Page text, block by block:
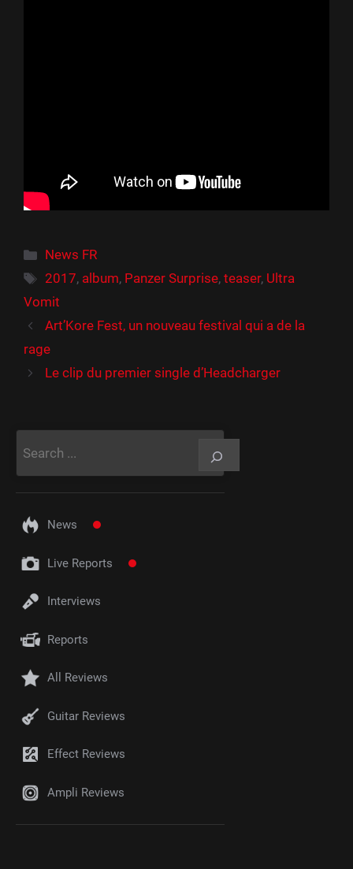
Catégories
News FR
Étiquettes
2017, album, Panzer Surprise,teaser, Ultra
Vomit
Art’Kore Fest, un nouveau festival qui a de la
rage
Le clip du premier single d’Headcharger
News
Live Reports
Interviews
Reports
All Reviews
Guitar Reviews
Effect Reviews
Ampli Reviews